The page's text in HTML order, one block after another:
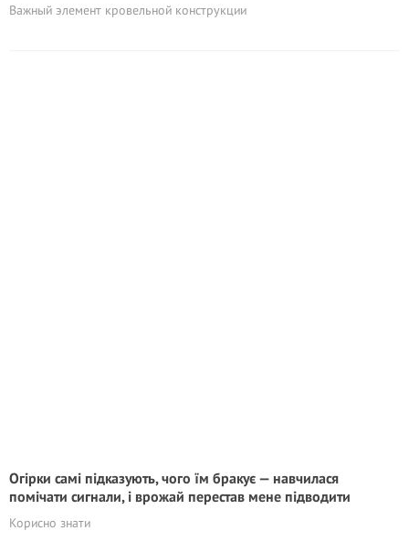
Важный элемент кровельной конструкции
Огірки самі підказують, чого їм бракує — навчилася
помічати сигнали, і врожай перестав мене підводити
Корисно знати